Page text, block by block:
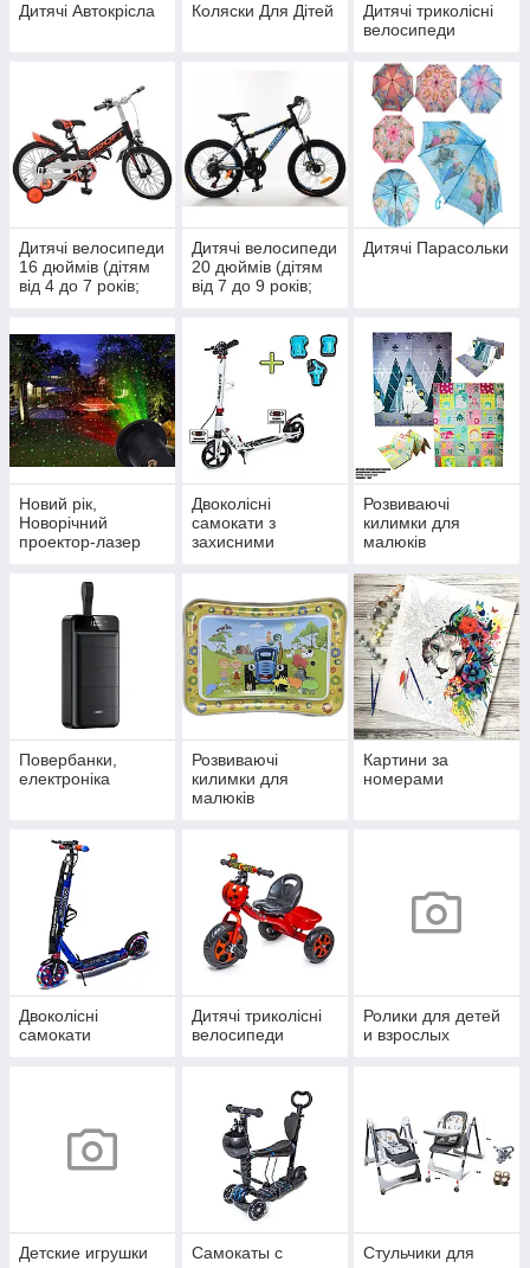
Дитячі Автокрісла Коляски Для Дітей
Дитячі триколісні
велосипеди
Дитячі велосипеди
16 дюймів (дітям
від 4 до 7 років;
Дитячі велосипеди
20 дюймів (дітям
від 7 до 9 років;
Дитячі Парасольки
Новий рік,
Новорічний
проектор-лазер
Двоколісні
самокати з
захисними
Розвиваючі
килимки для
малюків
Повербанки,
електроніка
Розвиваючі
килимки для
малюків
Картини за
номерами
Двоколісні
самокати
Дитячі триколісні
велосипеди
Ролики для детей
и взрослых
Детские игрушки
Самокаты с
Стульчики для